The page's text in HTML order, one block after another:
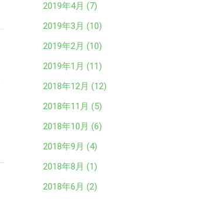
2019年4月 (7)
2019年3月 (10)
2019年2月 (10)
2019年1月 (11)
2018年12月 (12)
2018年11月 (5)
2018年10月 (6)
2018年9月 (4)
2018年8月 (1)
2018年6月 (2)